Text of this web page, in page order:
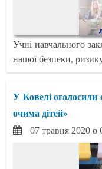
Учні навчального
нашої безпеки,
У Ковелі оголосили
очима дітей»
07 травня 2020 о